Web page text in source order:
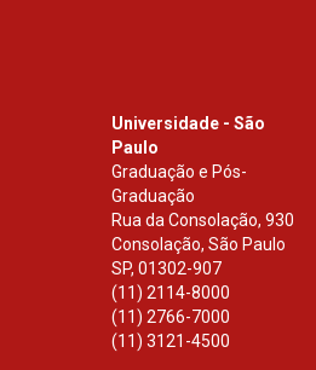
Universidade - São
Paulo
Graduação e Pós-
Graduação
Rua da Consolação, 930
Consolação, São Paulo
SP, 01302-907
(11) 2114-8000
(11) 2766-7000
(11) 3121-4500